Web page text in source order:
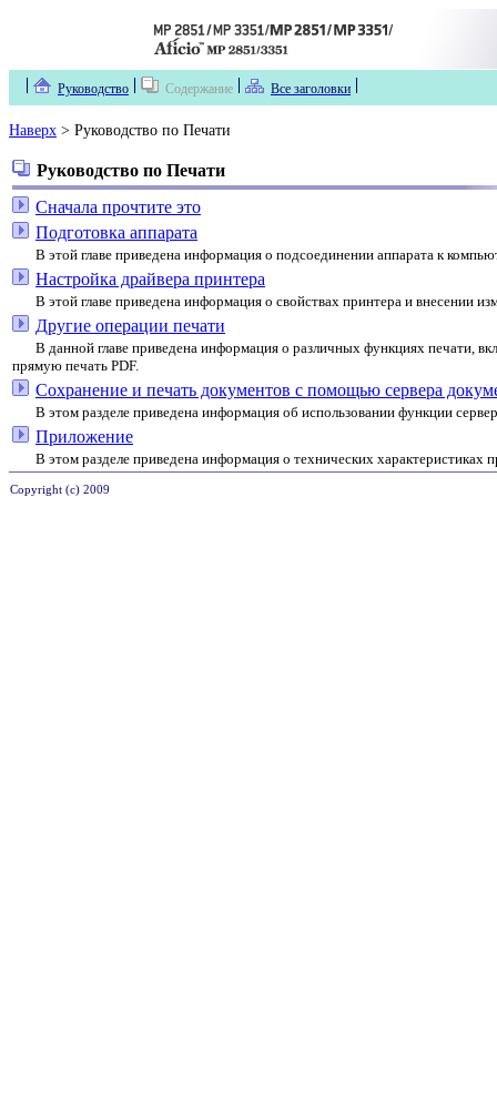
Руководство Содержание Все заголовки
Наверх > Руководство по Печати
Руководство по Печати
Сначала прочтите это
Подготовка аппарата
В этой главе приведена информация о подсоединении аппарата к
Настройка драйвера принтера
В этой главе приведена информация о свойствах принтера и внесении
Другие операции печати
В данной главе приведена информация о различных функциях печати,
прямую печать PDF.
Сохранение и печать документов с помощью сервера
В этом разделе приведена информация об использовании функции
Приложение
В этом разделе приведена информация о технических характеристиках
Copyright (c) 2009